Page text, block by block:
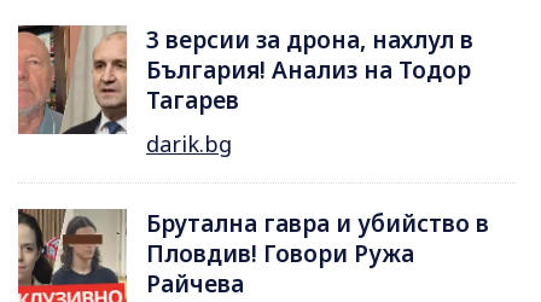
3 версии за дрона, нахлул в
България! Анализ на Тодор
Тагарев
darik.bg
Брутална гавра и убийство в
Пловдив! Говори Ружа
Райчева